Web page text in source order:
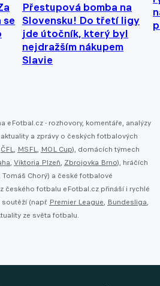
se
Přestupová bomba na
Slovensku! Do třetí ligy
jde útočník, který byl
nejdražším nákupem
Slavie
eFotbal.cz - rozhovory, komentáře, analýzy
a zprávy o českých fotbalových
ČFL, MSFL, MOL Cup), domácích týmech
, Viktoria Plzeň, Zbrojovka Brno), hráčích
Chorý) a české fotbalové
českého fotbalu eFotbal.cz přináší i rychlé
(např. Premier League, Bundesliga,
ze světa fotbalu.